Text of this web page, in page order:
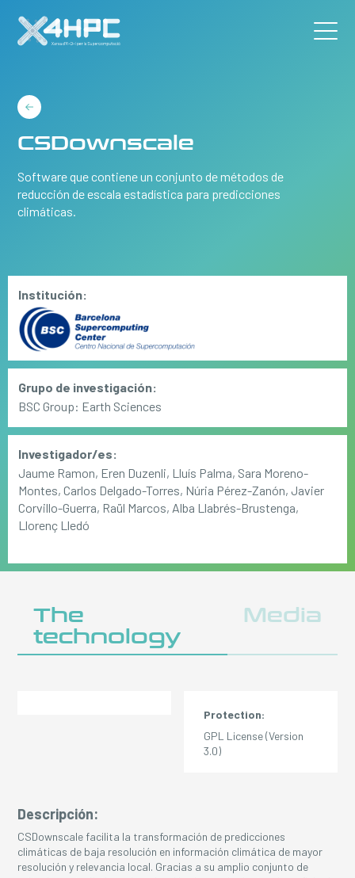
CSDownscale
Software que contiene un conjunto de métodos de
reducción de escala estadística para predicciones
climáticas.
Institución:
Grupo de investigación:
BSC Group: Earth Sciences
Investigador/es:
Jaume Ramon, Eren Duzenli, Lluís Palma, Sara Moreno-
Montes, Carlos Delgado-Torres, Núria Pérez-Zanón, Javier
Corvillo-Guerra, Raül Marcos, Alba Llabrés-Brustenga,
Llorenç Lledó
The
technology
Media
Descripción:
CSDownscale facilita la transformación de predicciones
climáticas de baja resolución en información climática de mayor
resolución y relevancia local. Gracias a su amplio conjunto de
Protection:
GPL License (Version
3.0)